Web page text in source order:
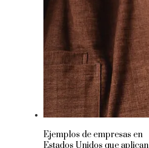
Ejemplos de empresas en
Estados Unidos que aplican